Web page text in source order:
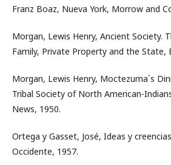
Franz Boaz, Nueva York, Morrow and
Morgan, Lewis Henry, Ancient Society.
Family, Private Property and the State,
Morgan, Lewis Henry, Moctezuma´s
Tribal Society of North American-
News, 1950.
Ortega y Gasset, José, Ideas y
Occidente, 1957.